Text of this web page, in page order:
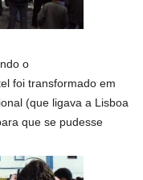
o
foi transformado em
(que ligava a Lisboa
que se pudesse